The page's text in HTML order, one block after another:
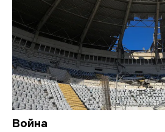
Война